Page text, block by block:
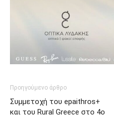
Προηγούμενο άρθρο
Συμμετοχή του epaithros+
και του Rural Greece στο 4ο